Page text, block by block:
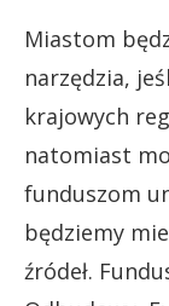
Miastom
narzędzia,
krajowych
natomiast
funduszom
będziemy
źródeł.